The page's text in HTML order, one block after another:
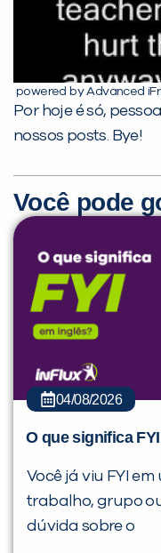
powered by Advanced
Por hoje é só,
nossos posts. Bye!
Você pode
04/08/2026
O que significa
Você já viu FYI
trabalho, grupo
dúvida sobre o